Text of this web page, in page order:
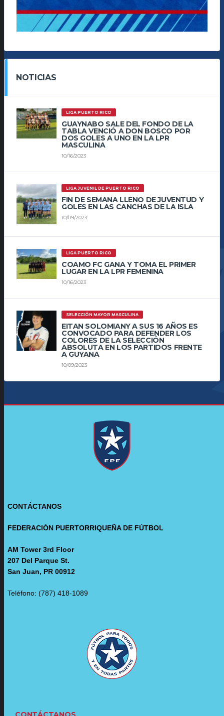
NOTICIAS
LIGA PUERTO RICO
GUAYNABO SALE DEL FONDO DE LA
TABLA VENCIÓ A DON BOSCO POR
DOS GOLES A UNO EN LA LPR
MASCULINA
10/16/2023
LIGA JUVENIL DE PUERTO RICO
FIN DE SEMANA LLENO DE JUVENTUD Y
GOLES EN LAS CANCHAS DE LA ISLA
10/09/2023
LIGA PUERTO RICO
COAMO FC GANA Y TOMA EL PRIMER
LUGAR EN LA LPR FEMENINA
10/16/2023
SELECCIÓN MAYOR MASCULINA
EITAN SOLOMIANY A SUS 16 AÑOS ES
CONVOCADO PARA DEFENDER LOS
COLORES DE LA SELECCIÓN
ABSOLUTA EN LOS PARTIDOS FRENTE
A GUYANA
10/09/2023
CONTÁCTANOS
FEDERACIÓN PUERTORRIQUEÑA DE FÚTBOL
AM Tower 3rd Floor
207 Del Parque St.
San Juan, PR 00912
Teléfono: (787) 418-1089